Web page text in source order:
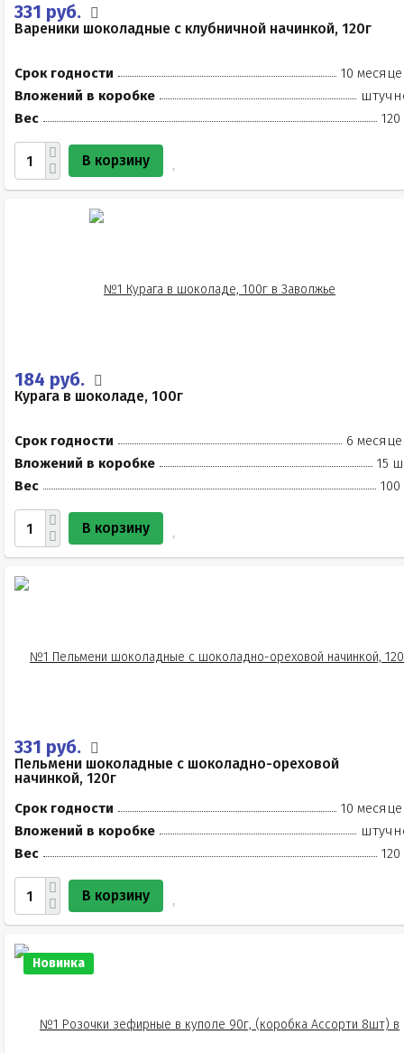
331 руб.
Вареники шоколадные с клубничной начинкой, 120г
Срок годности
10
Вложений в коробке
Вес
120
В корзину
184 руб.
Курага в шоколаде, 100г
Срок годности
6
Вложений в коробке
15
Вес
100
В корзину
331 руб.
Пельмени шоколадные с шоколадно-ореховой
начинкой, 120г
Срок годности
10
Вложений в коробке
Вес
120
В корзину
Новинка